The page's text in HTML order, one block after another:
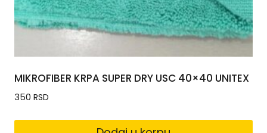
MIKROFIBER KRPA SUPER DRY USC 40×40 UNITEX
350 RSD